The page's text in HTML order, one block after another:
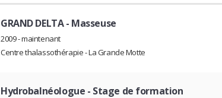
GRAND DELTA- Masseuse
2009 - maintenant
Centre thalassothérapie - La Grande Motte
Hydrobalnéologue - Stage de formation